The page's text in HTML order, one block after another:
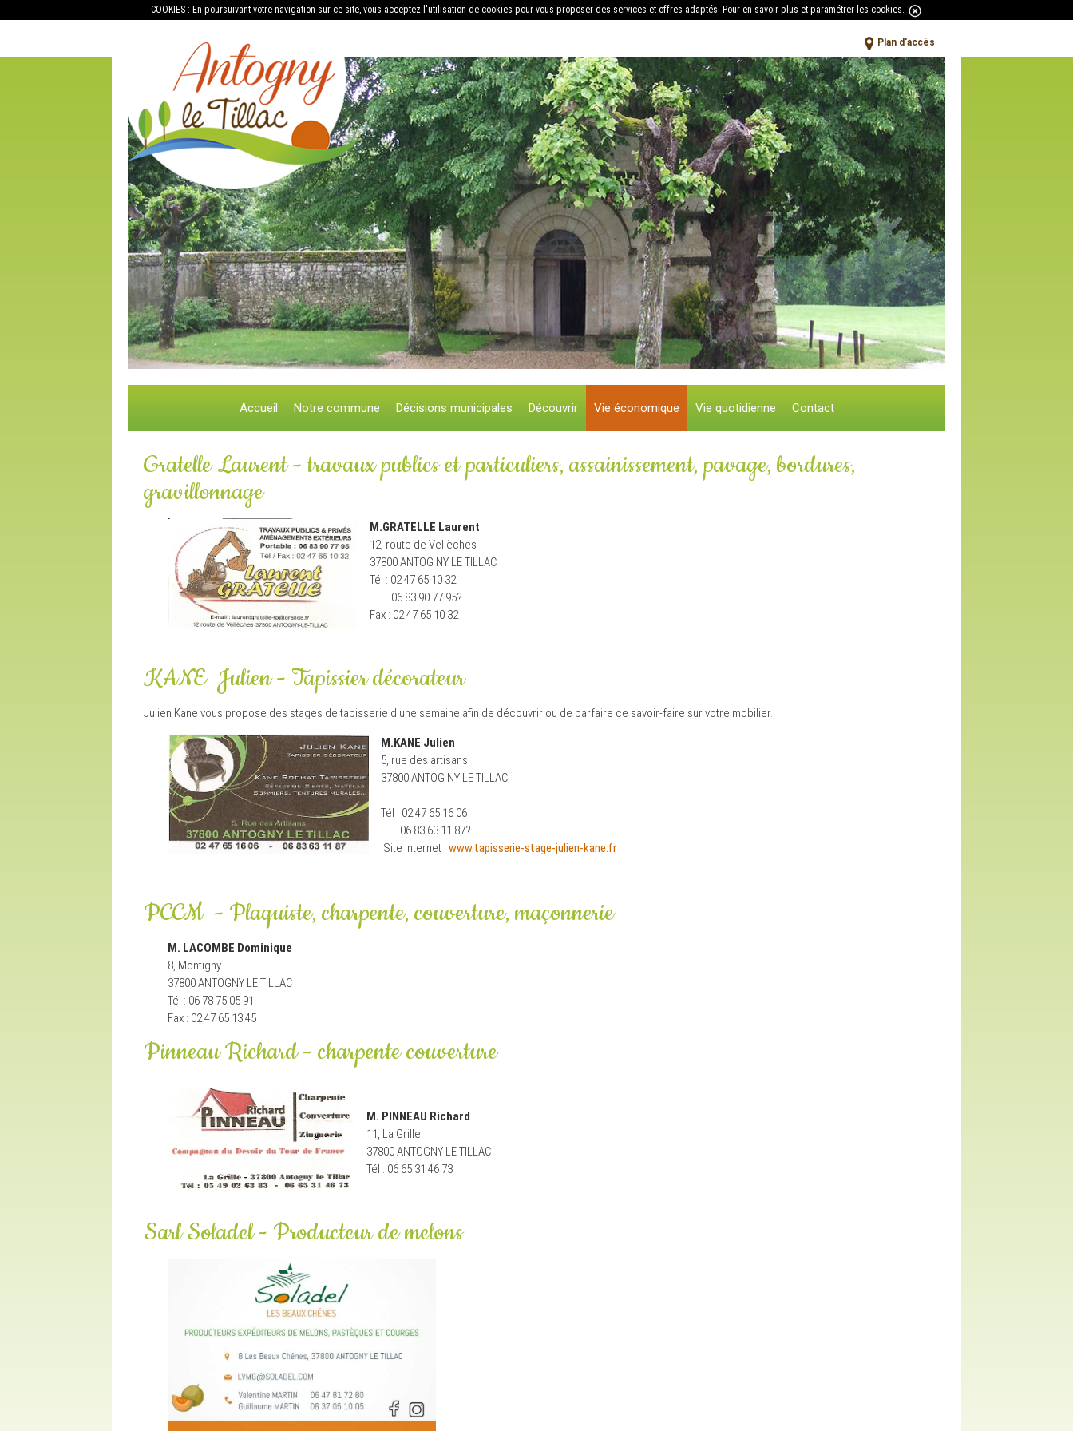
COOKIES : En poursuivant votre navigation sur ce site, vous acceptez l'utilisation de cookies pour vous proposer des services et offres adaptés. Pour en savoir plus et paramétrer les cookies
Plan d'accès
Accueil Notre commune Décisions municipales Découvrir Vie économique Vie quotidienne Contact
Gratelle Laurent - travaux publics et particuliers, assainissement, pavage, bordures,
gravillonnage
M.GRATELLE Laurent
12, route de Vellèches
37800 ANTOG NY LE TILLAC
Tél : 02 47 65 10 32
06 83 90 77 95?
Fax : 02 47 65 10 32
KANE Julien - Tapissier décorateur
Julien Kane vous propose des stages de tapisserie d'une semaine afin de découvrir ou de parfaire ce savoir-faire sur votre mobilier.
M.KANE Julien
5, rue des artisans
37800 ANTOG NY LE TILLAC
Tél : 02 47 65 16 06
06 83 63 11 87?
Site internet :www.tapisserie-stage-julien-kane.fr
PCCM - Plaquiste, charpente, couverture, maçonnerie
M. LACOMBE Dominique
8, Montigny
37800 ANTOGNY LE TILLAC
Tél : 06 78 75 05 91
Fax : 02 47 65 13 45
Pinneau Richard - charpente couverture
M. PINNEAU Richard
11, La Grille
37800 ANTOGNY LE TILLAC
Tél : 06 65 31 46 73
Sarl Soladel - Producteur de melons